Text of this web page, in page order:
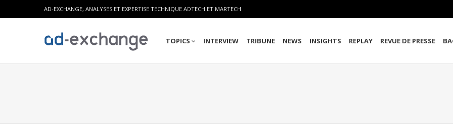
AD-EXCHANGE, ANALYSES ET EXPERTISE TECHNIQUE ADTECH ET MARTECH
TOPICS INTERVIEW TRIBUNE NEWS INSIGHTS REPLAY REVUE DE PRESSE